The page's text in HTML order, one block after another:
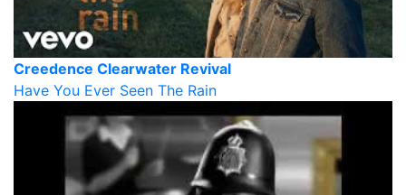
Creedence Clearwater Revival
Have You Ever Seen The Rain